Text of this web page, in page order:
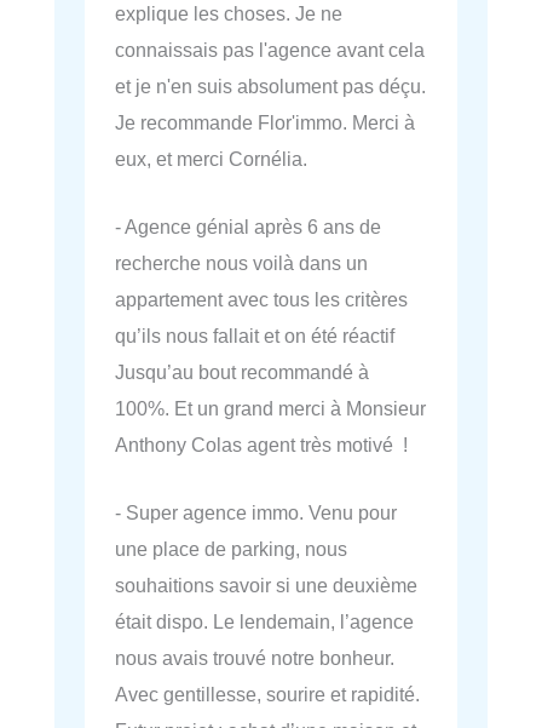
explique les choses. Je ne
connaissais pas l'agence avant cela
et je n'en suis absolument pas déçu.
Je recommande Flor'immo. Merci à
eux, et merci Cornélia.
- Agence génial après 6 ans de
recherche nous voilà dans un
appartement avec tous les critères
qu’ils nous fallait et on été réactif
Jusqu’au bout recommandé à
100%. Et un grand merci à Monsieur
Anthony Colas agent très motivé !
- Super agence immo. Venu pour
une place de parking, nous
souhaitions savoir si une deuxième
était dispo. Le lendemain, l’agence
nous avais trouvé notre bonheur.
Avec gentillesse, sourire et rapidité.